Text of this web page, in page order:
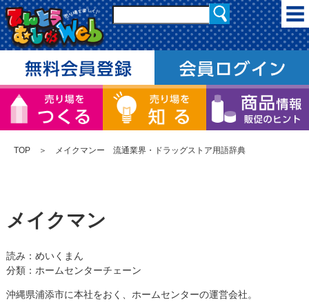
TOP ＞ メイクマンー 流通業界・ドラッグストア用語辞典
メイクマン
読み：めいくまん
分類：ホームセンターチェーン
沖縄県浦添市に本社をおく、ホームセンターの運営会社。